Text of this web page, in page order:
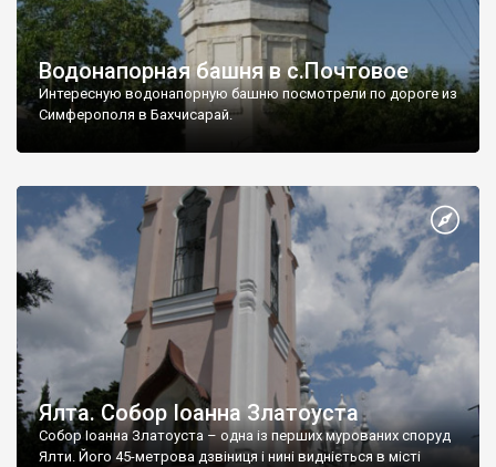
Водонапорная башня в с.Почтовое
Интересную водонапорную башню посмотрели по дороге из
Симферополя в Бахчисарай.
Ялта. Собор Іоанна Златоуста
Собор Іоанна Златоуста – одна із перших мурованих споруд
Ялти. Його 45-метрова дзвіниця і нині видніється в місті